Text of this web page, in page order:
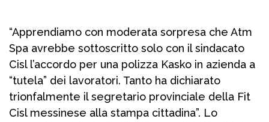
“Apprendiamo con moderata sorpresa che Atm
Spa avrebbe sottoscritto solo con il sindacato
Cisl l’accordo per una polizza Kasko in azienda a
“tutela” dei lavoratori. Tanto ha dichiarato
trionfalmente il segretario provinciale della Fit
Cisl messinese alla stampa cittadina”. Lo